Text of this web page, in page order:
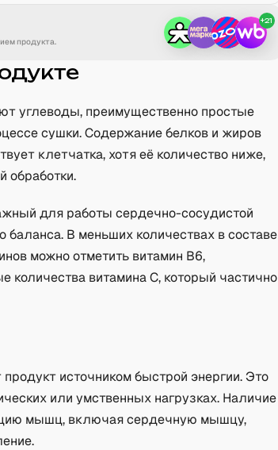
продукта.
+21
углеводы, преимущественно простые
сушки. Содержание белков и жиров
клетчатка, хотя её количество ниже,
обработки.
для работы сердечно-сосудистой
В меньших количествах в составе
можно отметить витамин B6,
витамина C, который частично
источником быстрой энергии. Это
или умственных нагрузках. Наличие
мышц, включая сердечную мышцу,